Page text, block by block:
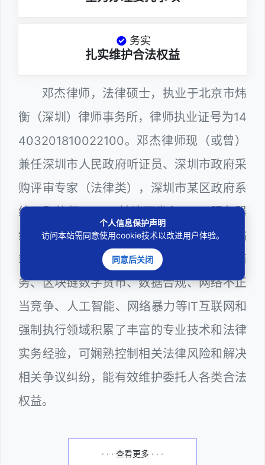
务实
扎实维护合法权益
邓杰律师，法律硕士，执业于北京市炜
衡（深圳）律师事务所，律师执业证号为14
403201810022100。邓杰律师现（或曾）
兼任深圳市人民政府听证员、深圳市政府采
购评审专家（法律类），深圳市某区政府系
统公职律师、WEB前端开发和 WEB服务器
维护工程师、计算机信息网络安全员和网站
站长多年，在软件程序、网络游戏、电子商
务、区块链数字货币、数据合规、网络不正
当竞争、人工智能、网络暴力等IT互联网和
强制执行领域积累了丰富的专业技术和法律
实务经验，可娴熟控制相关法律风险和解决
相关争议纠纷，能有效维护委托人各类合法
权益。
· · · 查看更多 · · ·
个人信息保护声明
访问本站需同意使用cookie技术以改进用户体验。
同意后关闭